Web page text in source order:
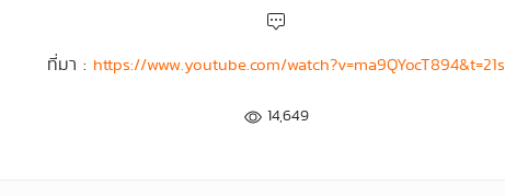
ที่มา : https://www.youtube.com/watch?v=ma9QYocT894&t=21s
14,649